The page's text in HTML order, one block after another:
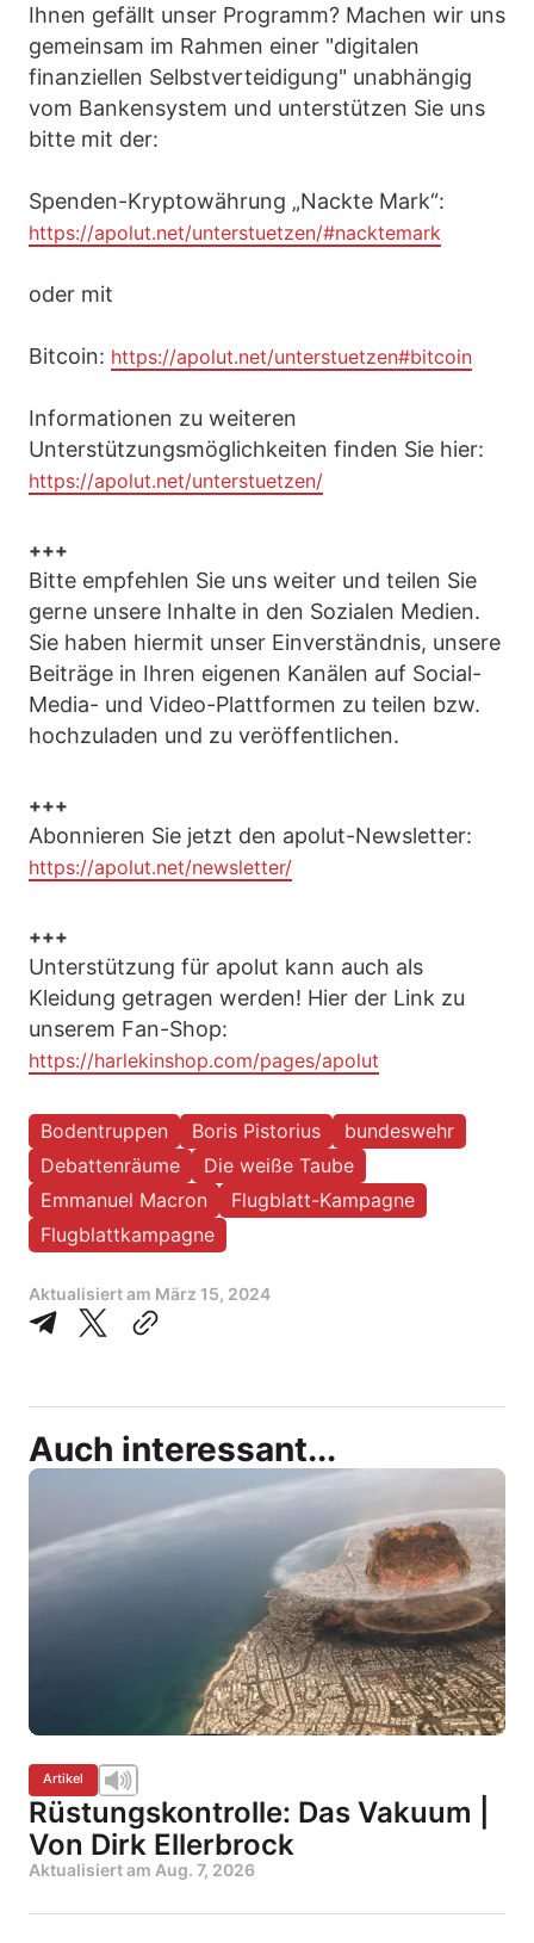
Ihnen gefällt unser Programm? Machen wir uns
gemeinsam im Rahmen einer "digitalen
finanziellen Selbstverteidigung" unabhängig
vom Bankensystem und unterstützen Sie uns
bitte mit der:
Spenden-Kryptowährung „Nackte Mark“:
https://apolut.net/unterstuetzen/#nacktemark
oder mit
Bitcoin: https://apolut.net/unterstuetzen#bitcoin
Informationen zu weiteren
Unterstützungsmöglichkeiten finden Sie hier:
https://apolut.net/unterstuetzen/
+++
Bitte empfehlen Sie uns weiter und teilen Sie
gerne unsere Inhalte in den Sozialen Medien.
Sie haben hiermit unser Einverständnis, unsere
Beiträge in Ihren eigenen Kanälen auf Social-
Media- und Video-Plattformen zu teilen bzw.
hochzuladen und zu veröffentlichen.
+++
Abonnieren Sie jetzt den apolut-Newsletter:
https://apolut.net/newsletter/
+++
Unterstützung für apolut kann auch als
Kleidung getragen werden! Hier der Link zu
unserem Fan-Shop:
https://harlekinshop.com/pages/apolut
Bodentruppen Boris Pistorius
bundeswehr
Debattenräume
Die weiße Taube
Emmanuel Macron
Flugblatt-Kampagne
Flugblattkampagne
Aktualisiert am März 15, 2024
Auch interessant...
Artikel
Rüstungskontrolle: Das Vakuum |
Von Dirk Ellerbrock
Aktualisiert am Aug. 7, 2026